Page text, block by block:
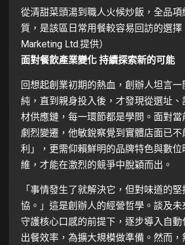
從清甜菜頭湯到職人火候炒飯，全品項
質，是該區日常用餐較容易回訪的選
Marketing Ltd.提供）
面對餐飲產業變化 持續探索新的可能
回想起創業初期的熱血，創辦人坦言
純，直到親身投入後，才發現從選址
材供應鏈，每一環節都是學問。面對當
劇烈變遷，他敏銳察覺到實體店面已
利」，更需仰賴鮮明的品牌特色與數位
維，才能在激烈的競爭中脫穎而出。
「事情發生了就解決它，但對味道的
協。」這是創辦人的經營哲學。談及未
守護核心口感的前提下，逐步導入自動
出餐效率，為擴大規模做準備。然而